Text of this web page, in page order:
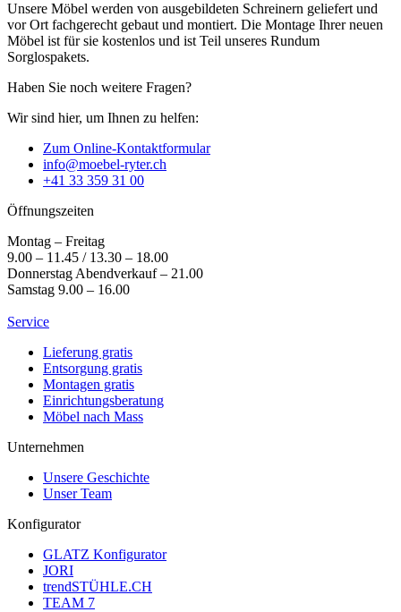
Unsere Möbel werden von ausgebildeten Schreinern geliefert und
vor Ort fachgerecht gebaut und montiert. Die Montage Ihrer neuen
Möbel ist für sie kostenlos und ist Teil unseres Rundum
Sorglospakets.
Haben Sie noch weitere Fragen?
Wir sind hier, um Ihnen zu helfen:
Zum Online-Kontaktformular
info@moebel-ryter.ch
+41 33 359 31 00
Öffnungszeiten
Montag – Freitag
9.00 – 11.45 / 13.30 – 18.00
Donnerstag Abendverkauf – 21.00
Samstag 9.00 – 16.00
Service
Lieferung gratis
Entsorgung gratis
Montagen gratis
Einrichtungsberatung
Möbel nach Mass
Unternehmen
Unsere Geschichte
Unser Team
Konfigurator
GLATZ Konfigurator
JORI
trendSTÜHLE.CH
TEAM 7